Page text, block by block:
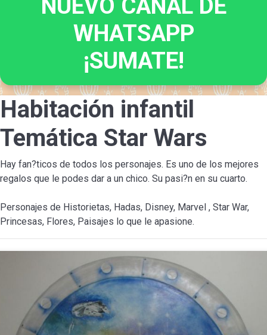
NUEVO CANAL DE
WHATSAPP
¡SUMATE!
Habitación infantil
Temática Star Wars
Hay fan?ticos de todos los personajes. Es uno de los mejores
regalos que le podes dar a un chico. Su pasi?n en su cuarto.
Personajes de Historietas, Hadas, Disney, Marvel , Star War,
Princesas, Flores, Paisajes lo que le apasione.